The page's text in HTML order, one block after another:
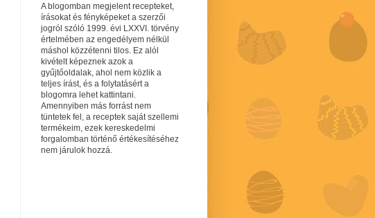
A blogomban megjelent recepteket,
írásokat és fényképeket a szerzői
jogról szóló 1999. évi LXXVI. törvény
értelmében az engedélyem nélkül
máshol közzétenni tilos. Ez alól
kivételt képeznek azok a
gyűjtőoldalak, ahol nem közlik a
teljes írást, és a folytatásért a
blogomra lehet kattintani.
Amennyiben más forrást nem
tüntetek fel, a receptek saját szellemi
termékeim, ezek kereskedelmi
forgalomban történő értékesítéséhez
nem járulok hozzá.